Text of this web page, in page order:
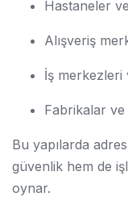
Hastaneler
Alışveriş
İş merkezleri
Fabrikalar
Bu yapılarda
güvenlik hem de
oynar.